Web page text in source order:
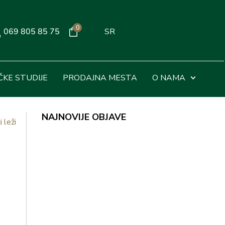
069 805 85 75 0 SR
STUDIJE PRODAJNA MESTA O NAMA
leži
NAJNOVIJE OBJAVE